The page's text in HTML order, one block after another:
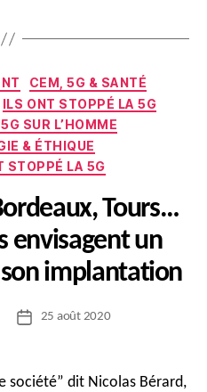
Catégories
CEM, 5G & SANTÉ
ILS ONT STOPPÉ LA 5G
SUR L’HOMME
& ÉTHIQUE
STOPPÉ LA 5G
Tours…
envisagent un
implantation
Date25 août 2020
société” dit Nicolas Bérard,